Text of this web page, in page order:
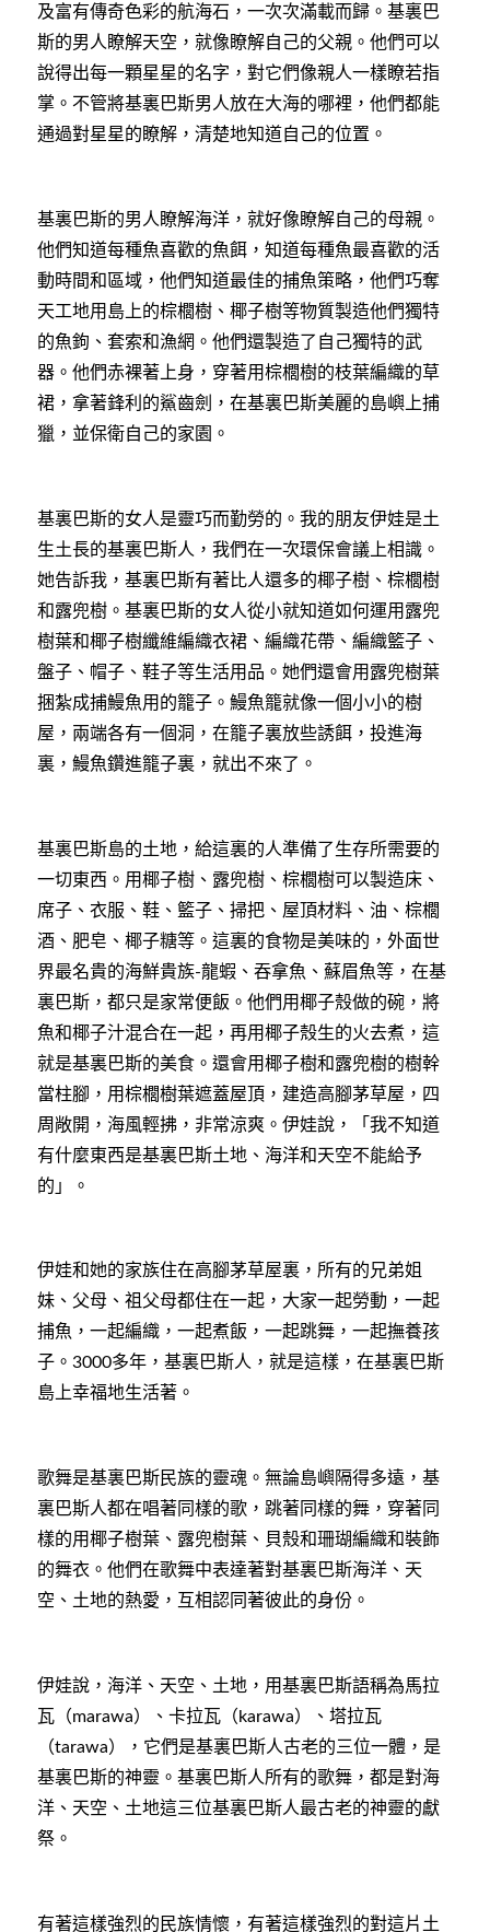
及富有傳奇色彩的航海石，一次次滿載而歸。基裏巴
斯的男人瞭解天空，就像瞭解自己的父親。他們可以
說得出每一顆星星的名字，對它們像親人一樣瞭若指
掌。不管將基裏巴斯男人放在大海的哪裡，他們都能
通過對星星的瞭解，清楚地知道自己的位置。
基裏巴斯的男人瞭解海洋，就好像瞭解自己的母親。
他們知道每種魚喜歡的魚餌，知道每種魚最喜歡的活
動時間和區域，他們知道最佳的捕魚策略，他們巧奪
天工地用島上的棕櫚樹、椰子樹等物質製造他們獨特
的魚鉤、套索和漁網。他們還製造了自己獨特的武
器。他們赤裸著上身，穿著用棕櫚樹的枝葉編織的草
裙，拿著鋒利的鯊齒劍，在基裏巴斯美麗的島嶼上捕
獵，並保衛自己的家園。
基裏巴斯的女人是靈巧而勤勞的。我的朋友伊娃是土
生土長的基裏巴斯人，我們在一次環保會議上相識。
她告訴我，基裏巴斯有著比人還多的椰子樹、棕櫚樹
和露兜樹。基裏巴斯的女人從小就知道如何運用露兜
樹葉和椰子樹纖維編織衣裙、編織花帶、編織籃子、
盤子、帽子、鞋子等生活用品。她們還會用露兜樹葉
捆紮成捕鰻魚用的籠子。鰻魚籠就像一個小小的樹
屋，兩端各有一個洞，在籠子裏放些誘餌，投進海
裏，鰻魚鑽進籠子裏，就出不來了。
基裏巴斯島的土地，給這裏的人準備了生存所需要的
一切東西。用椰子樹、露兜樹、棕櫚樹可以製造床、
席子、衣服、鞋、籃子、掃把、屋頂材料、油、棕櫚
酒、肥皂、椰子糖等。這裏的食物是美味的，外面世
界最名貴的海鮮貴族-龍蝦、吞拿魚、蘇眉魚等，在基
裏巴斯，都只是家常便飯。他們用椰子殼做的碗，將
魚和椰子汁混合在一起，再用椰子殼生的火去煮，這
就是基裏巴斯的美食。還會用椰子樹和露兜樹的樹幹
當柱腳，用棕櫚樹葉遮蓋屋頂，建造高腳茅草屋，四
周敞開，海風輕拂，非常涼爽。伊娃說，「我不知道
有什麼東西是基裏巴斯土地、海洋和天空不能給予
的」。
伊娃和她的家族住在高腳茅草屋裏，所有的兄弟姐
妹、父母、祖父母都住在一起，大家一起勞動，一起
捕魚，一起編織，一起煮飯，一起跳舞，一起撫養孩
子。3000多年，基裏巴斯人，就是這樣，在基裏巴斯
島上幸福地生活著。
歌舞是基裏巴斯民族的靈魂。無論島嶼隔得多遠，基
裏巴斯人都在唱著同樣的歌，跳著同樣的舞，穿著同
樣的用椰子樹葉、露兜樹葉、貝殼和珊瑚編織和裝飾
的舞衣。他們在歌舞中表達著對基裏巴斯海洋、天
空、土地的熱愛，互相認同著彼此的身份。
伊娃說，海洋、天空、土地，用基裏巴斯語稱為馬拉
瓦（marawa）、卡拉瓦（karawa）、塔拉瓦
（tarawa），它們是基裏巴斯人古老的三位一體，是
基裏巴斯的神靈。基裏巴斯人所有的歌舞，都是對海
洋、天空、土地這三位基裏巴斯人最古老的神靈的獻
祭。
有著這樣強烈的民族情懷，有著這樣強烈的對這片土